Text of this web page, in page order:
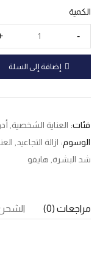
الكمية
إضافة إلى السلة
فئات: العناية الشخصية
الوسوم: ازالة التجاعيد
شد البشرة هايفو
مراجعات (0)